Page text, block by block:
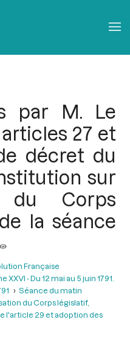
par M. Le
27 et
décret du
sur
du Corps
la séance
Française
XXVI - Du 12 mai au 5 juin 1791.
Séance du matin
du Corps législatif,
l'article 29 et adoption des